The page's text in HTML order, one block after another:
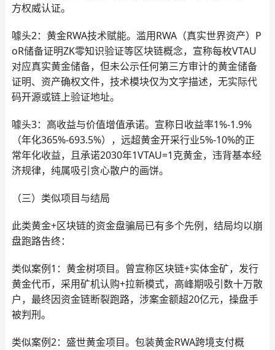
方权威认证。
噱头2：黄金RWA技术赋能。滥用RWA（真实世界资产）P
oR储备证明ZK零知识验证等区块链概念，宣称每枚VTAU
对应真实黄金储备，但未公示任何第三方审计的黄金储备
证明、资产确权文件，技术模块仅为文字描述，无实际代
码开源或链上验证地址。
噱头3：高收益与价值增值承诺。宣称日收益率1%-1.9%
（年化365%-693.5%），远超黄金开采行业5%-10%的正
常年化收益，且承诺2030年1VTAU=1克黄金，违背基本经
济规律，纯属吸引贪心散户的画饼。
（三）类似项目与结局
此类黄金+区块链的资金盘骗局已有多个先例，结局均以崩
盘跑路告终：
类似案例1：黄金树项目。曾宣称区块链+实体金矿，发行
黄金代币，采用矿机认购+拉新模式，高峰期吸引数十万散
户，最终因资金链断裂跑路，涉案金额超20亿元，操盘手
被判刑。
类似案例2：盛世黄金项目。包装黄金RWA跨境支付概